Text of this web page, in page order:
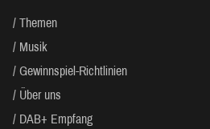
Themen
Musik
Gewinnspiel-Richtlinien
Über uns
DAB+ Empfang